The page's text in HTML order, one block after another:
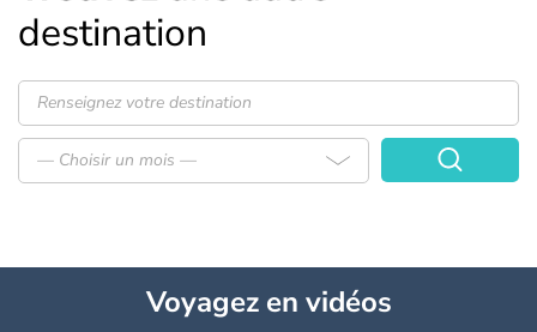
destination
— Choisir un mois —
Voyagezen vidéos